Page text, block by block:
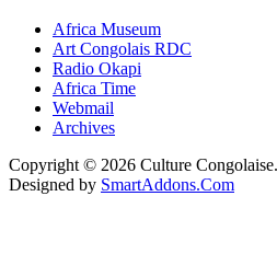
Africa Museum
Art Congolais RDC
Radio Okapi
Africa Time
Webmail
Archives
Copyright © 2026 Culture
Designed by SmartAddons.Com